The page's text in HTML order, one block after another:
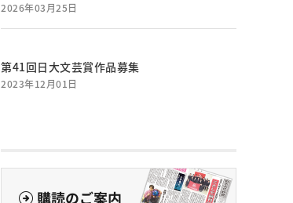
2026年03月25日
第41回日大文芸賞作品募集
2023年12月01日